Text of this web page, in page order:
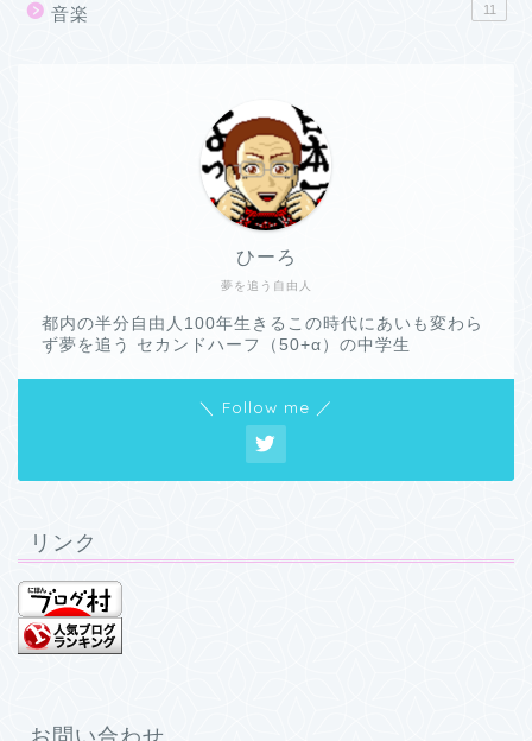
音楽 11
夢を追う自由人
ひーろ
都内の半分自由人100年生きるこの時代にあいも変わら
ず夢を追う セカンドハーフ（50+α）の中学生
＼ Follow me ／
リンク
お問い合わせ